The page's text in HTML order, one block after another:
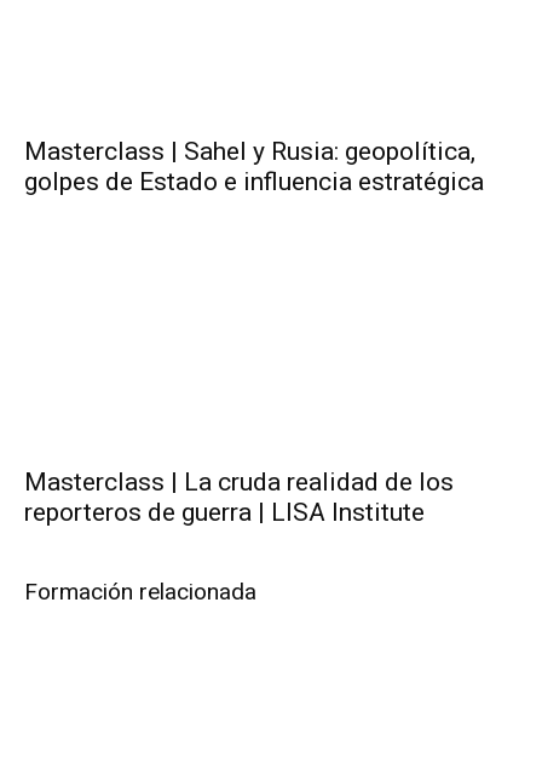
Masterclass | Sahel y Rusia: geopolítica,
golpes de Estado e influencia estratégica
Masterclass | La cruda realidad de los
reporteros de guerra | LISA Institute
Formación relacionada